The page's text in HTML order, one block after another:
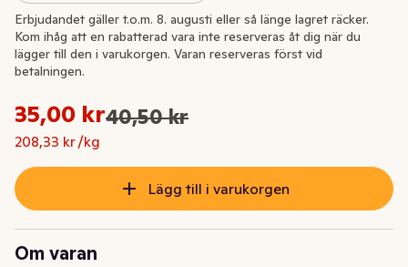
Extrapris
Ursprungspriset var: 40,50 kr
Nuvarande pris är: 35,00 kr
35,00 kr40,50 kr
208,33 kr /kg
Styckpris: 208,33 kr /kg
Erbjudandet gäller t.o.m. 8. augusti eller så länge lagret räcker.
Kom ihåg att en rabatterad vara inte reserveras åt dig när du
lägger till den i varukorgen. Varan reserveras först vid
betalningen.
Lägg till i varukorgen
Om varan